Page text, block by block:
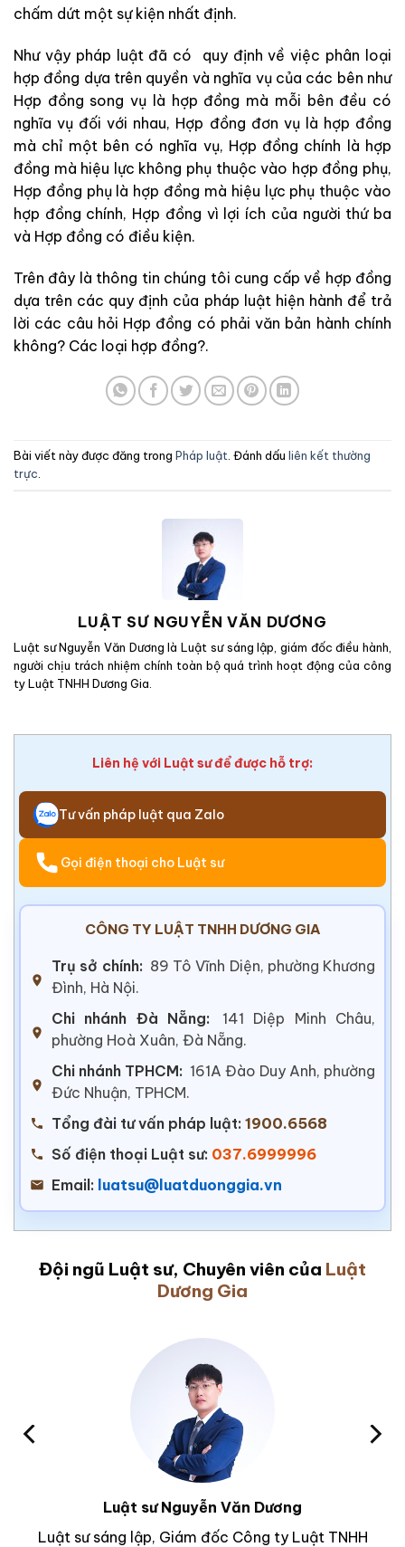
chấm dứt một sự kiện nhất định.
Như vậy pháp luật đã có quy định về việc phân loại
hợp đồng dựa trên quyền và nghĩa vụ của các bên như
Hợp đồng song vụ là hợp đồng mà mỗi bên đều có
nghĩa vụ đối với nhau, Hợp đồng đơn vụ là hợp đồng
mà chỉ một bên có nghĩa vụ, Hợp đồng chính là hợp
đồng mà hiệu lực không phụ thuộc vào hợp đồng phụ,
Hợp đồng phụ là hợp đồng mà hiệu lực phụ thuộc vào
hợp đồng chính, Hợp đồng vì lợi ích của người thứ ba
và Hợp đồng có điều kiện.
Trên đây là thông tin chúng tôi cung cấp về hợp đồng
dựa trên các quy định của pháp luật hiện hành để trả
lời các câu hỏi Hợp đồng có phải văn bản hành chính
không? Các loại hợp đồng?.
Bài viết này được đăng trong Pháp luật . Đánh dấu liên kết thường
trực
LUẬT SƯ NGUYỄN VĂN DƯƠNG
Luật sư Nguyễn Văn Dương là Luật sư sáng lập, giám đốc điều hành,
người chịu trách nhiệm chính toàn bộ quá trình hoạt động của công
ty Luật TNHH Dương Gia.
Liên hệ với Luật sư để được hỗ trợ:
Tư vấn pháp luật qua Zalo
Gọi điện thoại cho Luật sư
CÔNG TY LUẬT TNHH DƯƠNG GIA
Trụ sở chính: 89 Tô Vĩnh Diện, phường Khương
Đình, Hà Nội.
Chi nhánh Đà Nẵng:
141 Diệp Minh Châu,
phường Hoà Xuân, Đà Nẵng.
Chi nhánh TPHCM: 161A Đào Duy Anh, phường
Đức Nhuận, TPHCM.
Tổng đài tư vấn pháp luật: 1900.6568
Số điện thoại Luật sư: 037.6999996
Email: luatsu@luatduonggia.vn
Đội ngũ Luật sư, Chuyên viên của Luật
Dương Gia
Luật sư Nguyễn Văn Dương
Luật sư sáng lập, Giám đốc Công ty Luật TNHH